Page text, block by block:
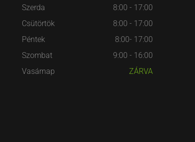
Szerda
8:00 - 17:00
Csütörtök
8:00 - 17:00
Péntek
8:00- 17:00
Szombat
9:00 - 16:00
Vasárnap
ZÁRVA